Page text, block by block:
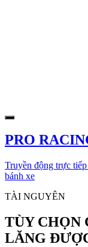
PRO
Truyền động trực
bánh xe
TÀI NGUYÊN
TÙY CHỌN
LĂNG